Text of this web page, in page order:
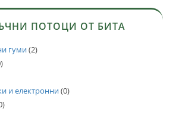
ПОТОЦИ ОТ БИТА
гуми(2)
и електронни(0)